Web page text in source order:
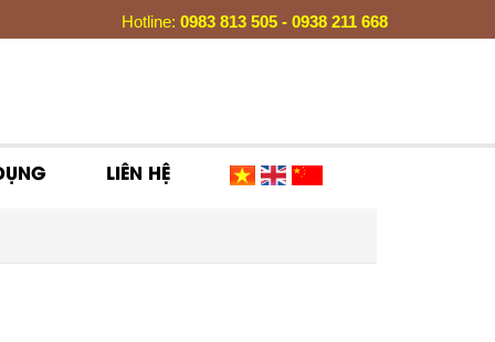
Hotline: 0983 813 505 - 0938 211 668
LIÊN HỆ